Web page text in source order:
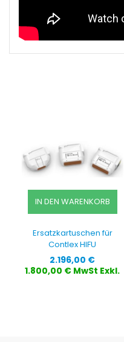
IN DEN WARENKORB
Ersatzkartuschen für
Contlex HIFU
Preis
2.196,00 €
1.800,00 € MwSt Exkl.